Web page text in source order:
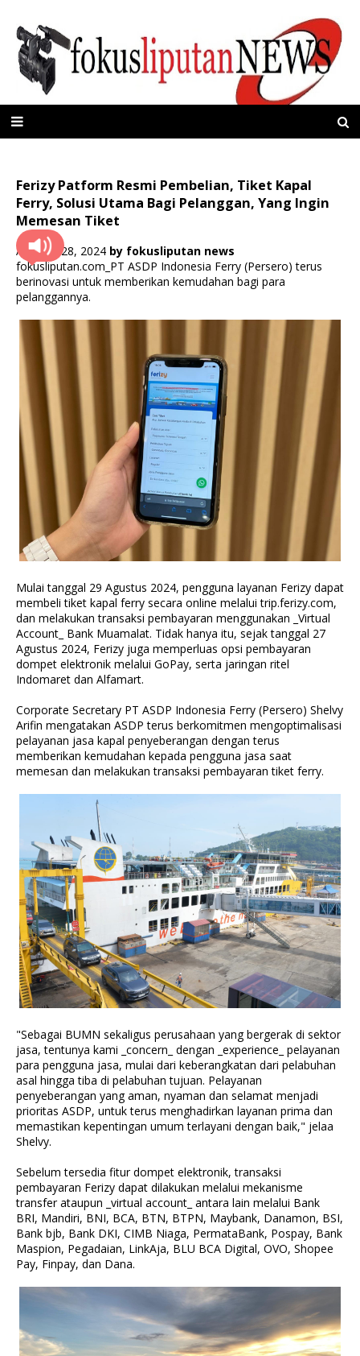
Ferizy Patform Resmi Pembelian, Tiket Kapal
Ferry, Solusi Utama Bagi Pelanggan, Yang Ingin
Memesan Tiket
Agustus 28, 2024 by fokusliputan news
fokusliputan.com_PT ASDP Indonesia Ferry (Persero) terus
berinovasi untuk memberikan kemudahan bagi para
pelanggannya.
Mulai tanggal 29 Agustus 2024, pengguna layanan Ferizy dapat
membeli tiket kapal ferry secara online melalui trip.ferizy.com,
dan melakukan transaksi pembayaran menggunakan _Virtual
Account_ Bank Muamalat. Tidak hanya itu, sejak tanggal 27
Agustus 2024, Ferizy juga memperluas opsi pembayaran
dompet elektronik melalui GoPay, serta jaringan ritel
Indomaret dan Alfamart.
Corporate Secretary PT ASDP Indonesia Ferry (Persero) Shelvy
Arifin mengatakan ASDP terus berkomitmen mengoptimalisasi
pelayanan jasa kapal penyeberangan dengan terus
memberikan kemudahan kepada pengguna jasa saat
memesan dan melakukan transaksi pembayaran tiket ferry.
"Sebagai BUMN sekaligus perusahaan yang bergerak di sektor
jasa, tentunya kami _concern_ dengan _experience_ pelayanan
para pengguna jasa, mulai dari keberangkatan dari pelabuhan
asal hingga tiba di pelabuhan tujuan. Pelayanan
penyeberangan yang aman, nyaman dan selamat menjadi
prioritas ASDP, untuk terus menghadirkan layanan prima dan
memastikan kepentingan umum terlayani dengan baik," jelaa
Shelvy.
Sebelum tersedia fitur dompet elektronik, transaksi
pembayaran Ferizy dapat dilakukan melalui mekanisme
transfer ataupun _virtual account_ antara lain melalui Bank
BRI, Mandiri, BNI, BCA, BTN, BTPN, Maybank, Danamon, BSI,
Bank bjb, Bank DKI, CIMB Niaga, PermataBank, Pospay, Bank
Maspion, Pegadaian, LinkAja, BLU BCA Digital, OVO, Shopee
Pay, Finpay, dan Dana.